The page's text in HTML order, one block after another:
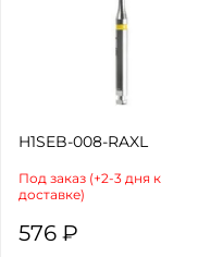
H1SEB-008-RAXL
Под заказ (+2-3 дня к
доставке)
576 ₽